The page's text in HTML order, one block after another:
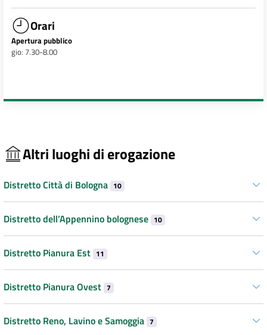
Orari
Apertura pubblico
gio: 7.30-8.00
Altri luoghi di erogazione
Distretto Città di Bologna 10
Distretto dell’Appennino bolognese 10
Distretto Pianura Est 11
Distretto Pianura Ovest 7
Distretto Reno, Lavino e Samoggia 7